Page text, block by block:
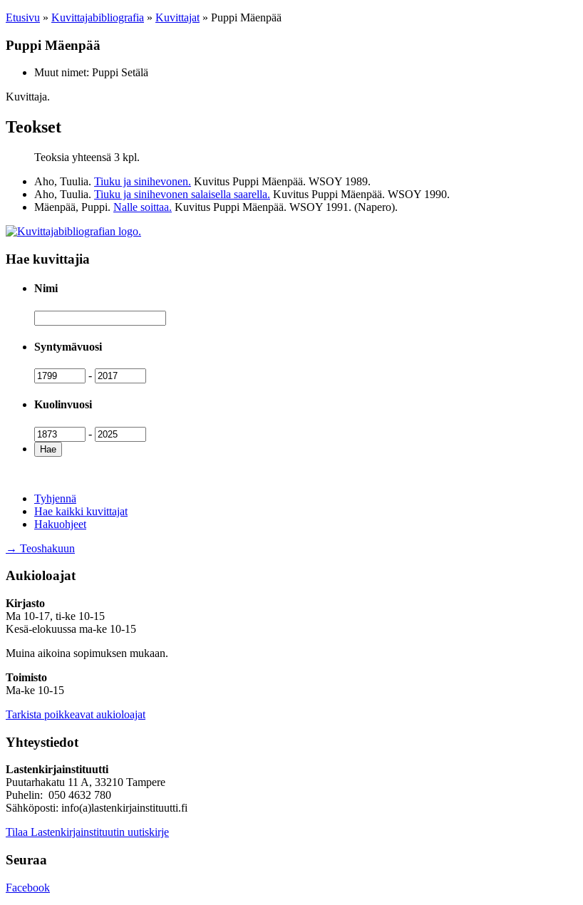
Etusivu » Kuvittaja­bibliografia » Kuvittajat » Puppi Mäenpää
Puppi Mäenpää
Muut nimet: Puppi Setälä
Kuvittaja.
Teokset
Teoksia yhteensä 3 kpl.
Aho, Tuulia. Tiuku ja sinihevonen. Kuvitus Puppi Mäenpää. WSOY 1989.
Aho, Tuulia. Tiuku ja sinihevonen salaisella saarella. Kuvitus Puppi Mäenpää. WSOY 1990.
Mäenpää, Puppi. Nalle soittaa. Kuvitus Puppi Mäenpää. WSOY 1991 . (Napero).
Hae kuvittajia
Nimi
Syntymävuosi
Syntymävuosi
- Syntymävuosi
Kuolinvuosi
Kuolinvuosi- Kuolinvuosi
Tyhjennä
Hae kaikki kuvittajat
Hakuohjeet
→ Teoshakuun
Aukioloajat
Kirjasto
Ma 10-17, ti-ke 10-15
Kesä-elokuussa ma-ke 10-15
Muina aikoina sopimuksen mukaan.
Toimisto
Ma-ke 10-15
Tarkista poikkeavat aukioloajat
Yhteystiedot
Lastenkirjainstituutti
Puutarhakatu 11 A, 33210 Tampere
Puhelin: 050 4632 780
Sähköposti: info(a)lastenkirjainstituutti.fi
Tilaa Lastenkirjainstituutin uutiskirje
Seuraa
Facebook